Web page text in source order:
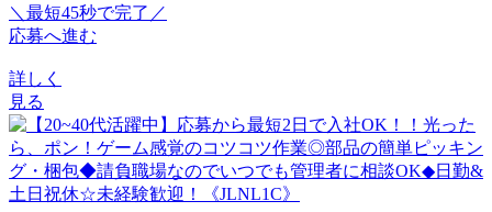
＼最短45秒で完了／
応募へ進む
詳しく
見る